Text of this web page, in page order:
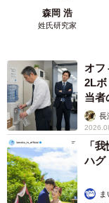
ださい。
「誰にでもうっす
た。例えばタワマ
子どもが中学受験
て落ち込んだり、
す。
なのでテーマはタ
たせるのではなく
る裾野を広げて書こ
森岡 浩
姓氏研究家
オフ
2L
当者
説】
長
「
ハグ